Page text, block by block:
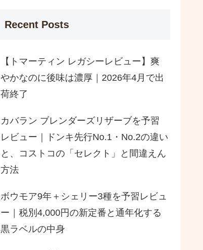
Recent Posts
【トマーティン レガシーレビュー】爽
やかなのに後味は濃厚｜2026年4月で出
荷終了
カバラン ブレンダーズリザーブを予習
レビュー｜ドンキ先行No.1・No.2の違い
と、コストコの「セレクト」と間違えん
方法
ボウモア9年＋シェリー3種を予習レビュ
ー｜税別4,000円の新定番と通年化する
黒ラベルの中身